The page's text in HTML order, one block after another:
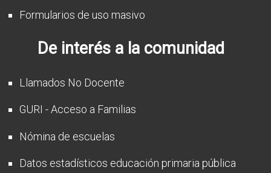
Formularios de uso masivo
De interés a la comunidad
Llamados No Docente
GURI - Acceso a Familias
Nómina de escuelas
Datos estadísticos educación primaria pública